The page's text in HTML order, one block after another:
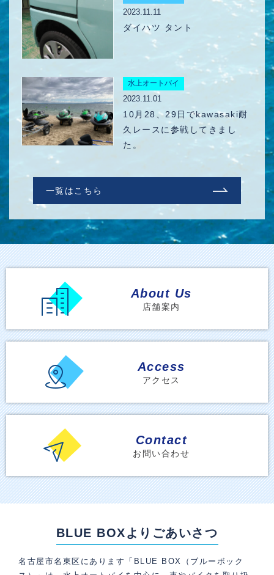
2023.11.11
ダイハツ タント
2023.11.01
10月28、29日でkawasaki耐
久レースに参戦してきまし
た。
一覧はこちら
About Us
店舗案内
Access
アクセス
Contact
お問い合わせ
BLUE BOXよりごあいさつ
名古屋市名東区にあります「BLUE BOX（ブルーボック